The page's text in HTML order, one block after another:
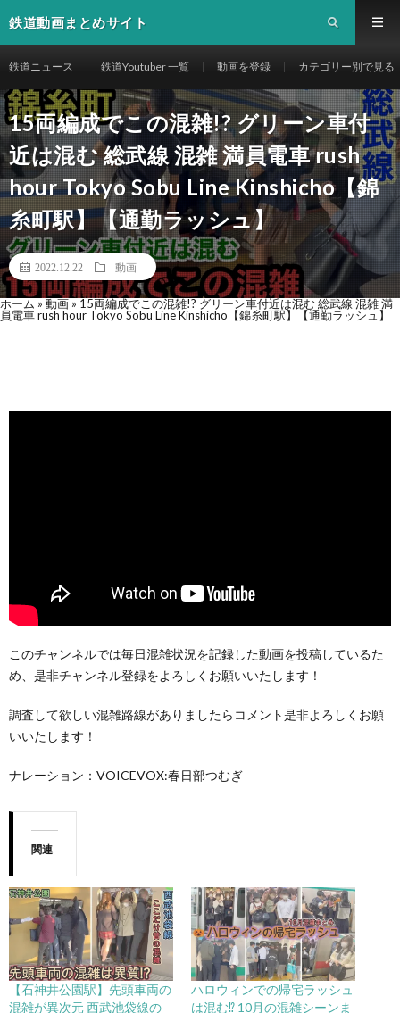
鉄道動画まとめサイト
鉄道ニュース 鉄道Youtuber 一覧 動画を登録 カテゴリー別で見る
15両編成でこの混雑!? グリーン車付
近は混む 総武線 混雑 満員電車 rush
hour Tokyo Sobu Line Kinshicho【錦
糸町駅】【通勤ラッシュ】
2022.12.22 動画
ホーム » 動画 » 15両編成でこの混雑!? グリーン車付近は混む 総武線 混雑 満
員電車 rush hour Tokyo Sobu Line Kinshicho【錦糸町駅】【通勤ラッシュ】
このチャンネルでは毎日混雑状況を記録した動画を投稿しているた
め、是非チャンネル登録をよろしくお願いいたします！
調査して欲しい混雑路線がありましたらコメント是非よろしくお願
いいたします！
ナレーション：VOICEVOX:春日部つむぎ
関連
【石神井公園駅】先頭車両の
混雑が異次元 西武池袋線の
ハロウィンでの帰宅ラッシュ
は混む⁉︎ 10月の混雑シーンま